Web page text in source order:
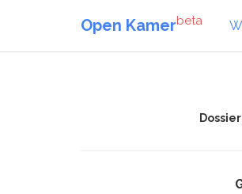
Open Kamerbeta